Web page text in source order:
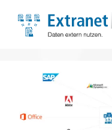
Inhalt
springen